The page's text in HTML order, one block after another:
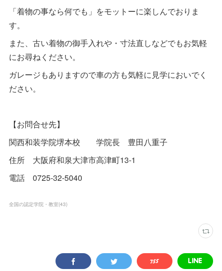
「着物の事なら何でも」をモットーに楽しんでおりま
す。
また、古い着物の御手入れや・寸法直しなどでもお気軽
にお尋ねください。
ガレージもありますので車の方も気軽に見学においでく
ださい。
【お問合せ先】
関西和装学院堺本校 学院長 豊田八重子
住所 大阪府和泉大津市高津町13-1
電話 0725-32-5040
全国の認定学院・教室(43)